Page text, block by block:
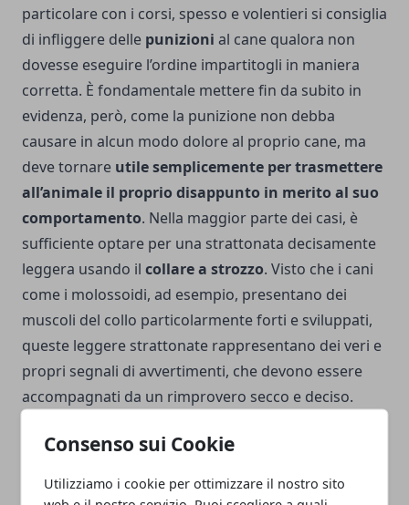
Consenso sui Cookie
Utilizziamo i cookie per ottimizzare il nostro sito
particolare con i corsi, spesso e volentieri si consiglia
di infliggere delle punizioni al cane qualora non
dovesse eseguire l’ordine impartitogli in maniera
corretta. È fondamentale mettere fin da subito in
evidenza, però, come la punizione non debba
causare in alcun modo dolore al proprio cane, ma
deve tornare utile semplicemente per trasmettere
all’animale il proprio disappunto in merito al suo
comportamento. Nella maggior parte dei casi, è
sufficiente optare per una strattonata decisamente
leggera usando il collare a strozzo. Visto che i cani
come i molossoidi, ad esempio, presentano dei
muscoli del collo particolarmente forti e sviluppati,
queste leggere strattonate rappresentano dei veri e
propri segnali di avvertimenti, che devono essere
accompagnati da un rimprovero secco e deciso.
altrimenti il cane diventerebbe aggressivo.